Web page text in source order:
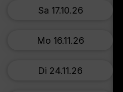
Sa 17.10.26
Mo 16.11.26
Di 24.11.26